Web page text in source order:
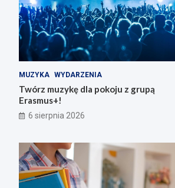
MUZYKA WYDARZENIA
Twórz muzykę dla pokoju z grupą
Erasmus+!
6 sierpnia 2026